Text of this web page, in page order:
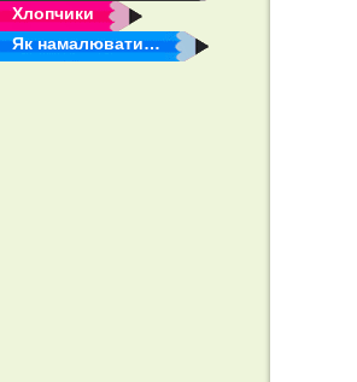
Хлопчики
Як намалювати…